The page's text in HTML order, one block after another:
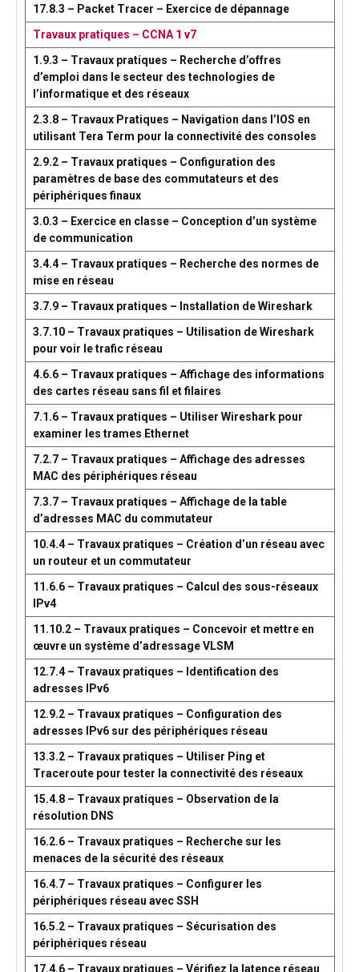
17.8.3 – Packet Tracer – Exercice de dépannage
Travaux pratiques – CCNA 1 v7
1.9.3 – Travaux pratiques – Recherche d’offres
d’emploi dans le secteur des technologies de
l’informatique et des réseaux
2.3.8 – Travaux Pratiques – Navigation dans l’IOS en
utilisant Tera Term pour la connectivité des consoles
2.9.2 – Travaux pratiques – Configuration des
paramètres de base des commutateurs et des
périphériques finaux
3.0.3 – Exercice en classe – Conception d’un système
de communication
3.4.4 – Travaux pratiques – Recherche des normes de
mise en réseau
3.7.9 – Travaux pratiques – Installation de Wireshark
3.7.10 – Travaux pratiques – Utilisation de Wireshark
pour voir le trafic réseau
4.6.6 – Travaux pratiques – Affichage des informations
des cartes réseau sans fil et filaires
7.1.6 – Travaux pratiques – Utiliser Wireshark pour
examiner les trames Ethernet
7.2.7 – Travaux pratiques – Affichage des adresses
MAC des périphériques réseau
7.3.7 – Travaux pratiques – Affichage de la table
d’adresses MAC du commutateur
10.4.4 – Travaux pratiques – Création d’un réseau avec
un routeur et un commutateur
11.6.6 – Travaux pratiques – Calcul des sous-réseaux
IPv4
11.10.2 – Travaux pratiques – Concevoir et mettre en
œuvre un système d’adressage VLSM
12.7.4 – Travaux pratiques – Identification des
adresses IPv6
12.9.2 – Travaux pratiques – Configuration des
adresses IPv6 sur des périphériques réseau
13.3.2 – Travaux pratiques – Utiliser Ping et
Traceroute pour tester la connectivité des réseaux
15.4.8 – Travaux pratiques – Observation de la
résolution DNS
16.2.6 – Travaux pratiques – Recherche sur les
menaces de la sécurité des réseaux
16.4.7 – Travaux pratiques – Configurer les
périphériques réseau avec SSH
16.5.2 – Travaux pratiques – Sécurisation des
périphériques réseau
17.4.6 – Travaux pratiques – Vérifiez la latence réseau